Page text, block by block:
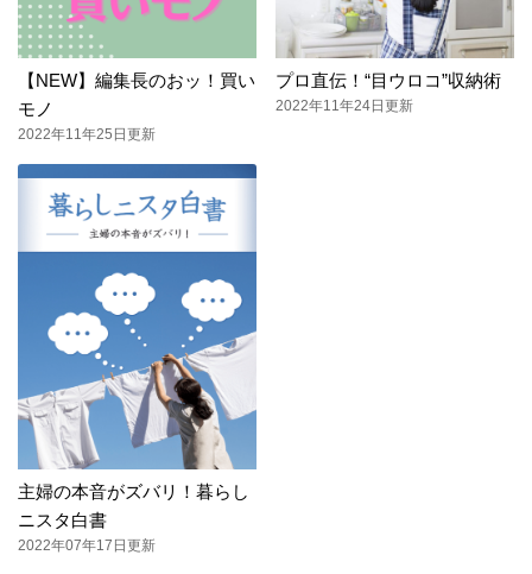
【NEW】編集長のおッ！買い
モノ
2022年11年25日更新
プロ直伝！“目ウロコ”収納術
2022年11年24日更新
主婦の本音がズバリ！暮らし
ニスタ白書
2022年07年17日更新